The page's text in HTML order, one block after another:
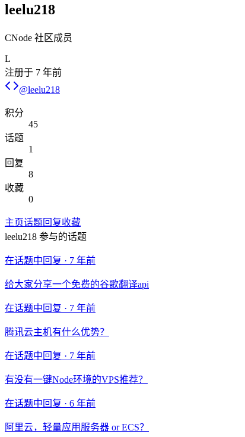
leelu218
CNode 社区成员
L
注册于 7 年前
@leelu218
积分
45
话题
1
回复
8
收藏
0
主页话题回复收藏
leelu218 参与的话题
在话题中回复 · 7 年前
给大家分享一个免费的谷歌翻译api
在话题中回复 · 7 年前
腾讯云主机有什么优势？
在话题中回复 · 7 年前
有没有一键Node环境的VPS推荐？
在话题中回复 · 6 年前
阿里云，轻量应用服务器 or ECS？